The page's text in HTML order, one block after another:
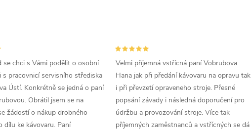
se chci s Vámi podělit o osobní
s pracovnicí servisního střediska
Ústí. Konkrétně se jedná o paní
Obrátil jsem se na
žádostí o nákup drobného
dílu ke kávovaru. Paní
Velmi příjemná vstřícná paní Vobrubova
Hana jak při předání kávovaru na opravu tak
i při převzetí opraveneho stroje. Přesné
popsání závady i následná doporučení pro
údržbu a provozování stroje. Více tak
příjemných zaměstnanců a vstřícných se dá